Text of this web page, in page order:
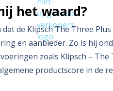
het waard?
de Klipsch The Three
en aanbieder. Zo is hij
zoals Klipsch – The
productscore in de